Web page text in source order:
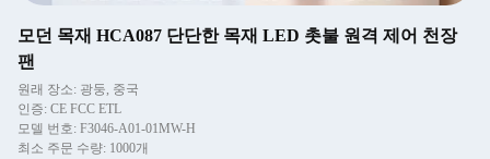
모던 목재 HCA087 단단한 목재 LED 촛불 원격 제어 천장
팬
원래 장소: 광둥, 중국
인증: CE FCC ETL
모델 번호: F3046-A01-01MW-H
최소 주문 수량: 1000개